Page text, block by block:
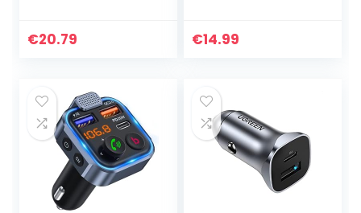
corrosiebestendig
€20.79
Compatibel met
€14.99